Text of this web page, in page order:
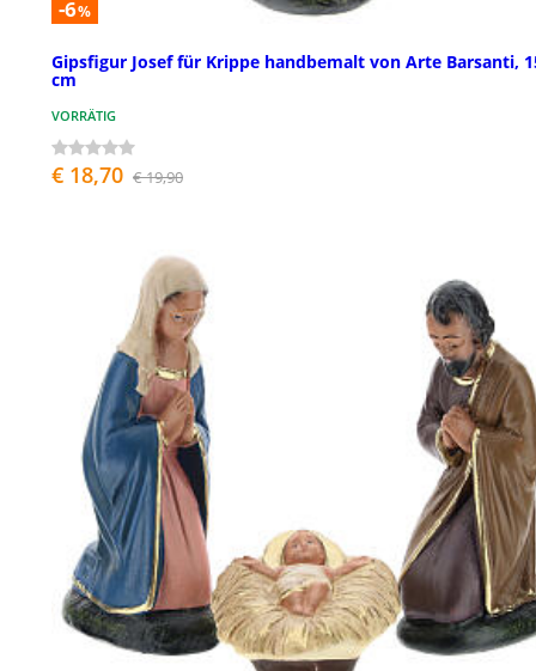
-6%
Gipsfigur Josef für Krippe handbemalt von Arte Barsanti,
cm
VORRÄTIG
€ 18,70 € 19,90